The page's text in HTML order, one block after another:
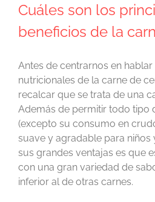
Cuáles son los
beneficios de la
Antes de centrarnos en
nutricionales de la carne de
recalcar que se trata de una
Además de permitir todo tipo
(excepto su consumo en
suave y agradable para niños
sus grandes ventajas es que
con una gran variedad de
inferior al de otras carnes.